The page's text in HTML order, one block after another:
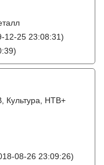
12-25 23:08:31)
Культура, НТВ+
08-26 23:09:26)